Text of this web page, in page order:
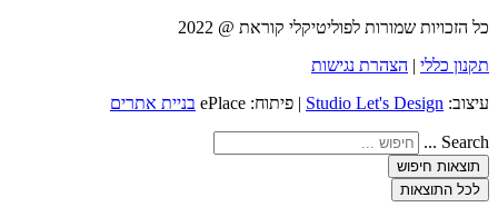
כל הזכויות שמורות לפוליטיקלי קוראת @ 2022
תקנון כללי | הצהרת נגישות
עיצוב: Studio Let's Design | פיתוח: ePlace בניית אתרים
Search ...
תוצאות חיפוש
לכל התוצאות